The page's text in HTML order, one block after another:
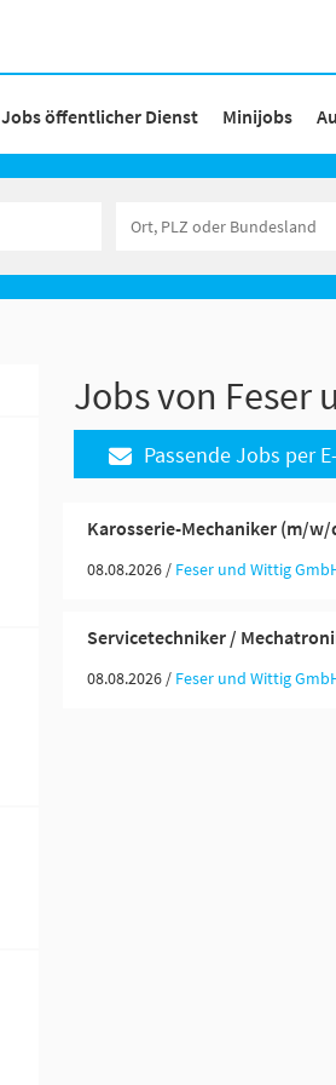
Jobs öffentlicher Dienst Minijobs
Jobs von Feser
Passende Jobs per
Karosserie-Mechaniker (m/w/
08.08.2026 / Feser und Wittig
Servicetechniker /
08.08.2026 / Feser und Wittig